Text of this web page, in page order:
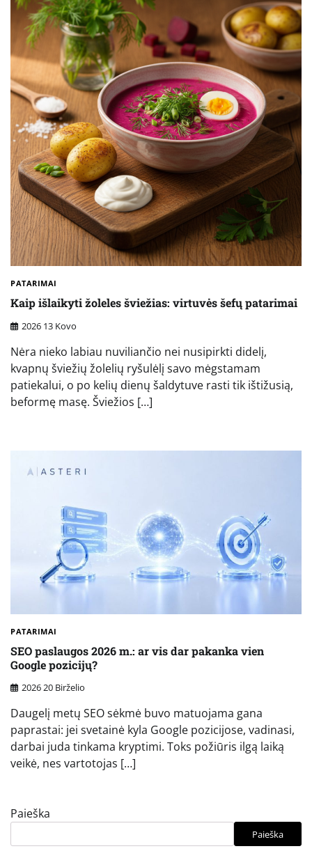
PATARIMAI
Kaip išlaikyti žoleles šviežias: virtuvės šefų patarimai
2026 13 Kovo
Nėra nieko labiau nuviliančio nei nusipirkti didelį,
kvapnų šviežių žolelių ryšulėlį savo mėgstamam
patiekalui, o po kelių dienų šaldytuve rasti tik ištižusią,
beformę masę. Šviežios […]
PATARIMAI
SEO paslaugos 2026 m.: ar vis dar pakanka vien
Google pozicijų?
2026 20 Birželio
Daugelį metų SEO sėkmė buvo matuojama gana
paprastai: jei svetainė kyla Google pozicijose, vadinasi,
darbai juda tinkama kryptimi. Toks požiūris ilgą laiką
veikė, nes vartotojas […]
Paieška
Paieška